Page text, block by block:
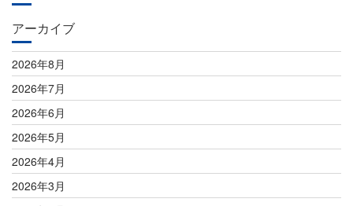
アーカイブ
2026年8月
2026年7月
2026年6月
2026年5月
2026年4月
2026年3月